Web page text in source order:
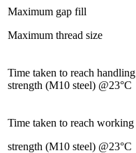
Maximum gap fill
Maximum thread size
Time taken to reach handling
strength (M10 steel) @23°C
Time taken to reach working
strength (M10 steel) @23°C